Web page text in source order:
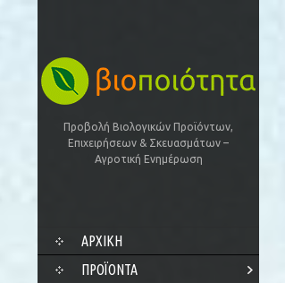
Προβολή Βιολογικών Προϊόντων,
Επιχειρήσεων & Σκευασμάτων –
Αγροτική Ενημέρωση
SKIP
CONTENT
ΑΡΧΙΚΗ
ΠΡΟΪΌΝΤΑ